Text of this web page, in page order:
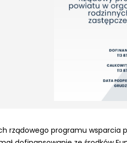
rządowego programu wsparcia